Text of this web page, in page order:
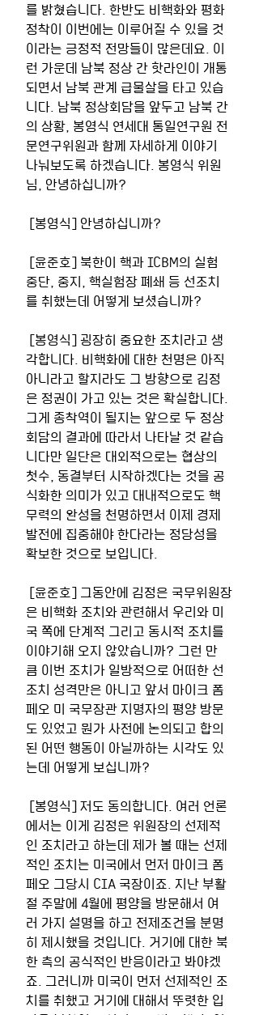
를 밝혔습니다. 한반도 비핵화와 평화
정착이 이번에는 이루어질 수 있을 것
이라는 긍정적 전망들이 많은데요. 이
런 가운데 남북 정상 간 핫라인이 개통
되면서 남북 관계 급물살을 타고 있습
니다. 남북 정상회담을 앞두고 남북 간
의 상황, 봉영식 연세대 통일연구원 전
문연구위원과 함께 자세하게 이야기
나눠보도록 하겠습니다. 봉영식 위원
님, 안녕하십니까?
[봉영식] 안녕하십니까?
중단, 중지, 핵실험장 폐쇄 등 선조치
를 취했는데 어떻게 보셨습니까?
각합니다. 비핵화에 대한 천명은 아직
아니라고 할지라도 그 방향으로 김정
은 정권이 가고 있는 것은 확실합니다.
그게 종착역이 될지는 앞으로 두 정상
회담의 결과에 따라서 나타날 것 같습
니다만 일단은 대외적으로는 협상의
첫수, 동결부터 시작하겠다는 것을 공
식화한 의미가 있고 대내적으로도 핵
무력의 완성을 천명하면서 이제 경제
발전에 집중해야 한다라는 정당성을
확보한 것으로 보입니다.
은 비핵화 조치와 관련해서 우리와 미
국 쪽에 단계적 그리고 동시적 조치를
이야기해 오지 않았습니까? 그런 만
큼 이번 조치가 일방적으로 어떠한 선
조치 성격만은 아니고 앞서 마이크 폼
페오 미 국무장관 지명자의 평양 방문
도 있었고 뭔가 사전에 논의되고 합의
된 어떤 행동이 아닐까하는 시각도 있
는데 어떻게 보십니까?
에서는 이게 김정은 위원장의 선제적
인 조치라고 하는데 제가 볼 때는 선제
적인 조치는 미국에서 먼저 마이크 폼
페오 그당시 CIA 국장이죠. 지난 부활
절 주말에 4월에 평양을 방문해서 여
러 가지 설명을 하고 전제조건을 분명
히 제시했을 것입니다. 거기에 대한 북
한 측의 공식적인 반응이라고 봐야겠
죠. 그러니까 미국이 먼저 선제적인 조
치를 취했고 거기에 대해서 뚜렷한 입